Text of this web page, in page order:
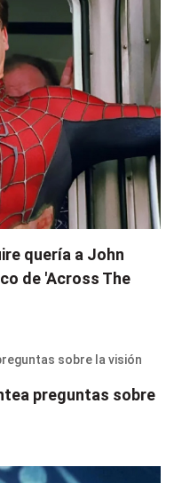
quería a John
de 'Across The
preguntas sobre